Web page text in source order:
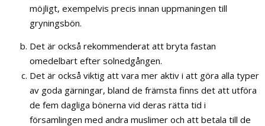
möjligt, exempelvis precis innan uppmaningen till
gryningsbön.
Det är också rekommenderat att bryta fastan
omedelbart efter solnedgången.
Det är också viktig att vara mer aktiv i att göra alla typer
av goda gärningar, bland de främsta finns det att utföra
de fem dagliga bönerna vid deras rätta tid i
församlingen med andra muslimer och att betala till de